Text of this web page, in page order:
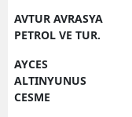
AVTUR AVRASYA
PETROL VE TUR.
AYCES
ALTINYUNUS
CESME